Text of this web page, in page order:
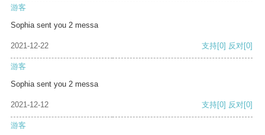
游客
Sophia sent you 2 messa
2021-12-22 支持[0] 反对[0]
游客
Sophia sent you 2 messa
2021-12-12 支持[0] 反对[0]
游客